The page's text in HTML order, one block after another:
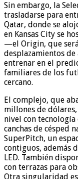
Sin embargo, la
trasladarse para
Qatar, donde se
en Kansas City se
—el Origin, que
desplazamientos
entrenar en el
familiares de los
cercano.
El complejo, que
millones de
nivel con tecnología
canchas de césped
SuperPitch, un
contiguos, además
LED. También
con terrazas para
Otra singularidad